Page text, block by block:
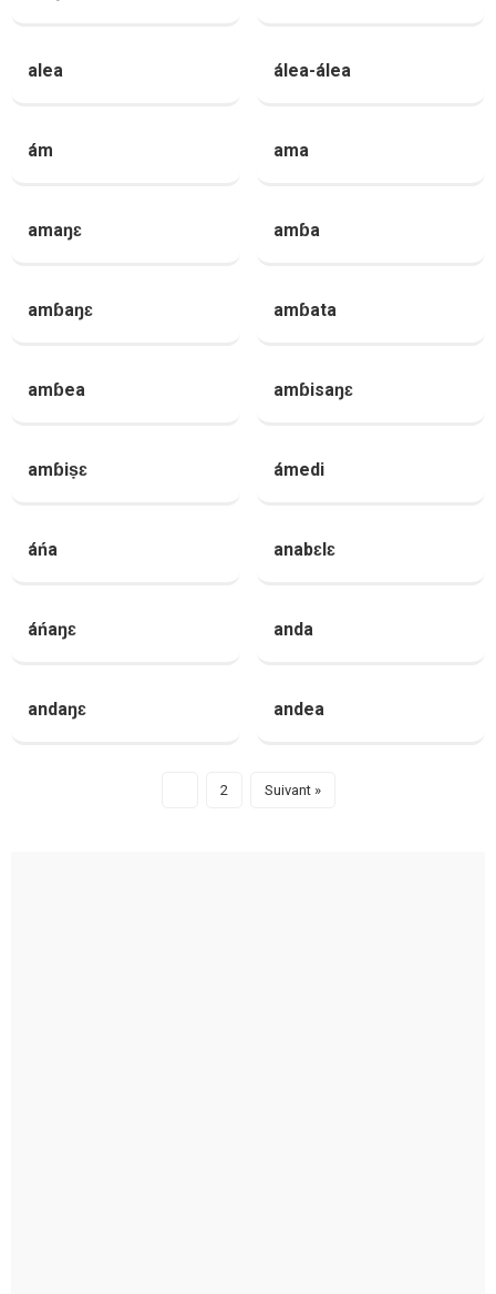
alea álea-álea
ám ama
amaŋɛ amɓa
amɓaŋɛ amɓata
amɓea amɓisaŋɛ
amɓiṣɛ ámedi
áńa anabɛlɛ
áńaŋɛ anda
andaŋɛ andea
2 Suivant »